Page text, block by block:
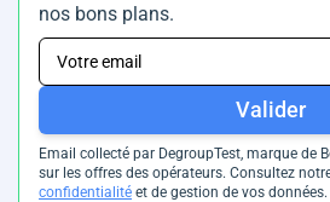
nos bons plans.
Valider
Email collecté par DegroupTest, marque de
sur les offres des opérateurs. Consultez
confidentialité et de gestion de vos données.